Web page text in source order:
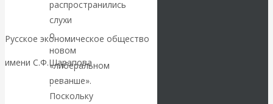
Русское экономическое общество
имени С.Ф.Шарапова
Skip to content
Россия
получила
«похабный»
распространились
слухи
о
новом
«либеральном
реванше».
Поскольку